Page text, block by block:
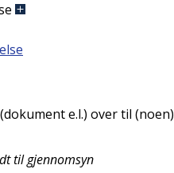
e.l.) over til (noen)
til gjennomsyn